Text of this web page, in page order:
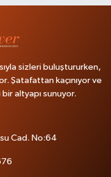
sizleri buluştururken,
Şatafattan kaçınıyor ve
altyapı sunuyor.
Cad. No:64